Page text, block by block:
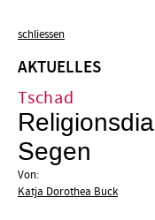
schliessen
AKTUELLES
Tschad
Segen
Von:
Katja Dorothea Buck